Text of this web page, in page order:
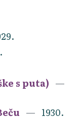
s puta)
1930.